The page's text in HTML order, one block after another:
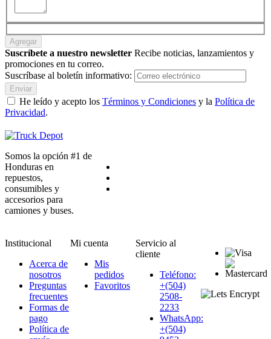
Agregar
Suscríbete a nuestro newsletter Recibe noticias, lanzamientos y
promociones en tu correo.
Suscríbase al boletín informativo:
Enviar
He leído y acepto los Términos y Condiciones y la Política de
Privacidad.
Somos la opción #1 de
Honduras en
repuestos,
consumibles y
accesorios para
camiones y buses.
Institucional
Acerca de
nosotros
Preguntas
frecuentes
Formas de
pago
Política de
Mi cuenta
Mis
pedidos
Favoritos
Servicio al
cliente
Teléfono:
+(504)
2508-
2233
WhatsApp:
+(504)